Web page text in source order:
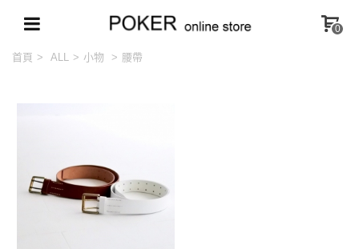
0
首頁 > ALL > 小物 > 腰帶